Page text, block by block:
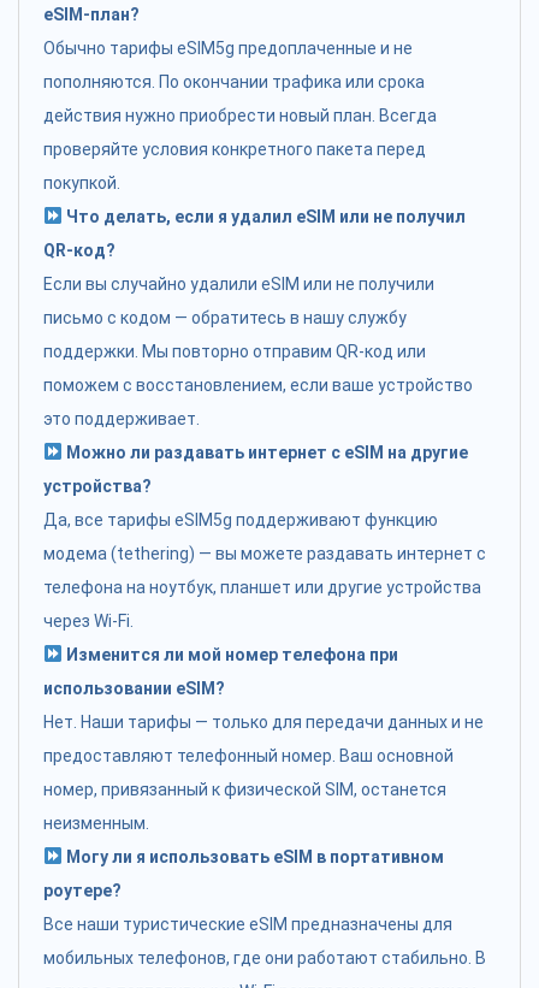
eSIM-план?
Обычно тарифы eSIM5g предоплаченные и не
пополняются. По окончании трафика или срока
действия нужно приобрести новый план. Всегда
проверяйте условия конкретного пакета перед
покупкой.
Что делать, если я удалил eSIM или не получил
QR-код?
Если вы случайно удалили eSIM или не получили
письмо с кодом — обратитесь в нашу службу
поддержки. Мы повторно отправим QR-код или
поможем с восстановлением, если ваше устройство
это поддерживает.
Можно ли раздавать интернет с eSIM на другие
устройства?
Да, все тарифы eSIM5g поддерживают функцию
модема (tethering) — вы можете раздавать интернет с
телефона на ноутбук, планшет или другие устройства
через Wi-Fi.
Изменится ли мой номер телефона при
использовании eSIM?
Нет. Наши тарифы — только для передачи данных и не
предоставляют телефонный номер. Ваш основной
номер, привязанный к физической SIM, останется
неизменным.
Могу ли я использовать eSIM в портативном
роутере?
Все наши туристические eSIM предназначены для
мобильных телефонов, где они работают стабильно. В